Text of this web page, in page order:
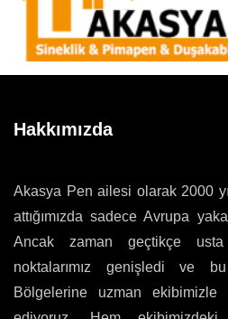
Hakkımızda
Akasya Pen ailesi olarak 2000
attığımızda sadece Avrupa
Ancak zaman geçtikçe
noktalarımız genişledi ve
Bölgelerine uzman ekibimizle